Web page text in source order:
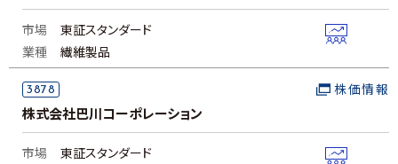
市場
東証スタンダード
業種
繊維製品
3878
株式会社巴川コーポレーション
株価情報
市場
東証スタンダード